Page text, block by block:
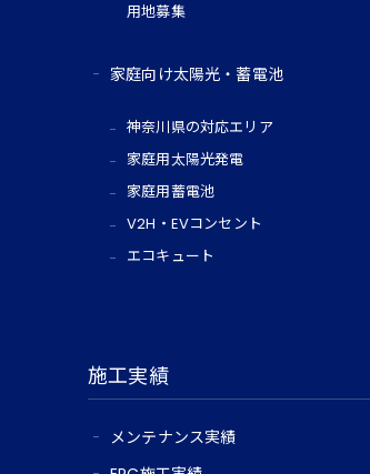
用地募集
家庭向け太陽光・蓄電池
神奈川県の対応エリア
家庭用太陽光発電
家庭用蓄電池
V2H・EVコンセント
エコキュート
施工実績
メンテナンス実績